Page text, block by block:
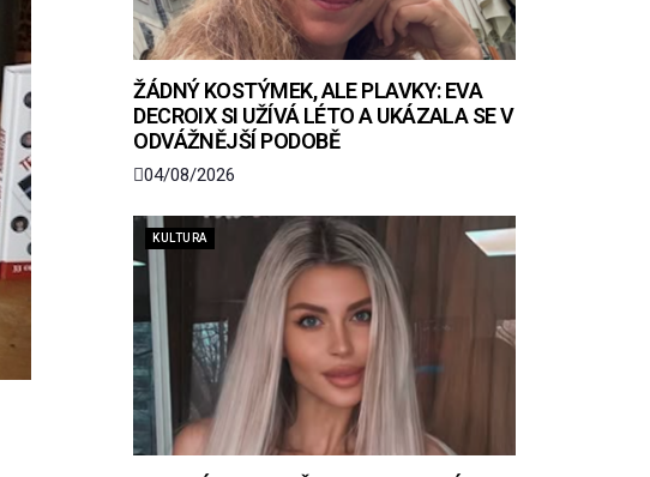
ŽÁDNÝ KOSTÝMEK, ALE PLAVKY: EVA
DECROIX SI UŽÍVÁ LÉTO A UKÁZALA SE V
ODVÁŽNĚJŠÍ PODOBĚ
04/08/2026
KULTURA